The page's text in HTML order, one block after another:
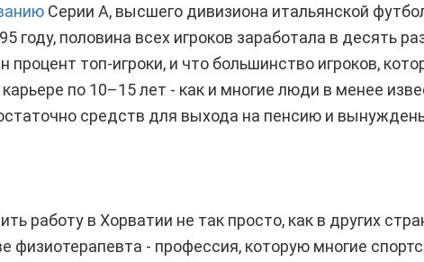
Серии А, высшего дивизиона итальянской
году, половина всех игроков заработала в десять
топ-игроки, и что большинство игроков,
по 10–15 лет - как и многие люди в менее
средств для выхода на пенсию и
работу в Хорватии не так просто, как в других
физиотерапевта - профессия, которую многие